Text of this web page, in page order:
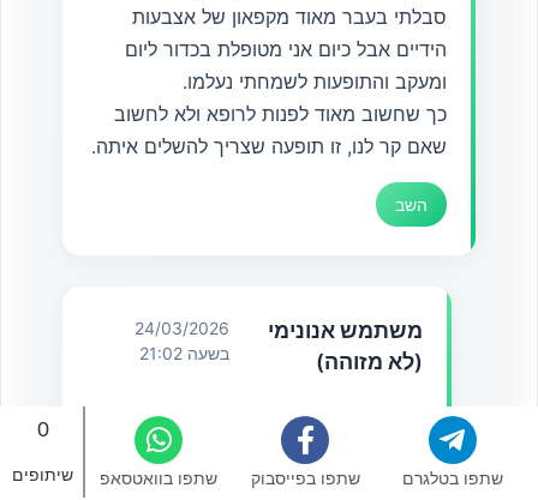
0
שיתופים שתפו בוואטסאפ שתפו בפייסבוק שתפו בטלגרם
סבלתי בעבר מאוד מקפאון של אצבעות
הידיים אבל כיום אני מטופלת בכדור ליום
ומעקב והתופעות לשמחתי נעלמו.
כך שחשוב מאוד לפנות לרופא ולא לחשוב
שאם קר לנו, זו תופעה שצריך להשלים איתה.
השב
משתמש אנונימי
(לא מזוהה)
24/03/2026
בשעה 21:02
מה קיבלת לבלוע?